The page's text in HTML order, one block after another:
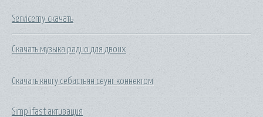
Servicemy скачать
Скачать музыка радио для двоих
Скачать книгу себастьян сеунг коннектом
Simplifast активация